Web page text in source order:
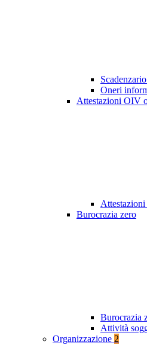
Oneri
Attestazioni OIV
Burocrazia zero
Burocrazia
Attività
Organizzazione 2